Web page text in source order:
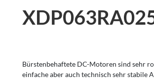
Bürstenbehaftete DC-Motoren sind sehr
einfache aber auch technisch sehr stabile